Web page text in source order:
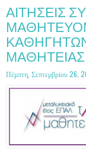
ΑΙΤΗΣΕΙΣ
Πέμπτη, Σεπτεμβρίου 26,